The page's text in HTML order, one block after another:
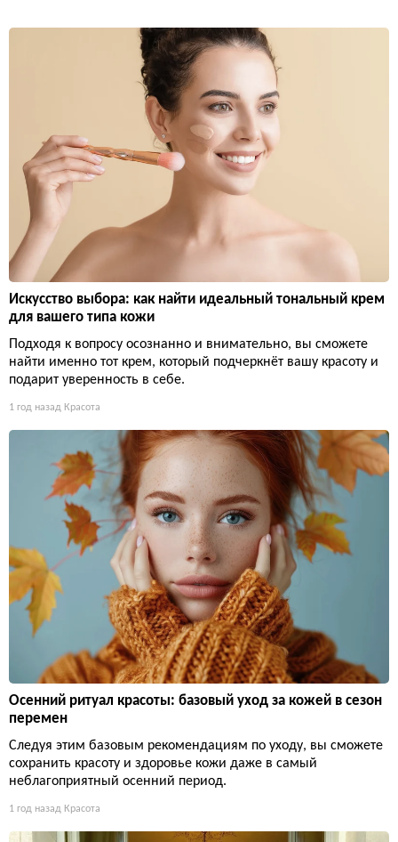
Искусство выбора: как найти идеальный тональный крем
для вашего типа кожи
Подходя к вопросу осознанно и внимательно, вы сможете
найти именно тот крем, который подчеркнёт вашу красоту и
подарит уверенность в себе.
1 год назад Красота
Осенний ритуал красоты: базовый уход за кожей в сезон
перемен
Следуя этим базовым рекомендациям по уходу, вы сможете
сохранить красоту и здоровье кожи даже в самый
неблагоприятный осенний период.
1 год назад Красота